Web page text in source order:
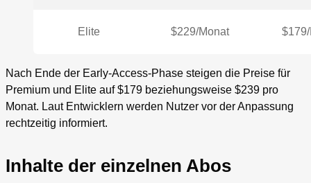
Elite $229/Monat
Nach Ende der Early-Access-Phase steigen die Preise für
Premium und Elite auf $179 beziehungsweise $239 pro
Monat. Laut Entwicklern werden Nutzer vor der Anpassung
rechtzeitig informiert.
Inhalte der einzelnen Abos